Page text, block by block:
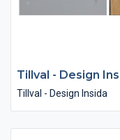
Tillval - Design
Tillval - Design Insida